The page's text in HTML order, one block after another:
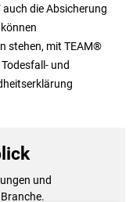
die Absicherung
stehen, mit TEAM®
und
und